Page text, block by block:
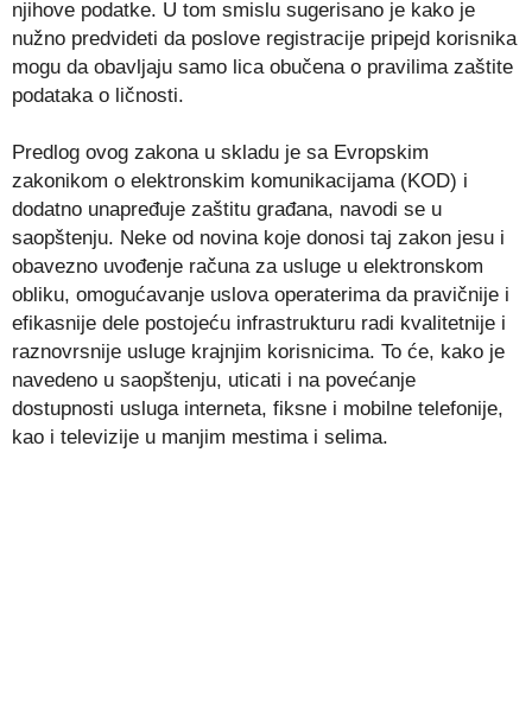
njihove podatke. U tom smislu sugerisano je kako je
nužno predvideti da poslove registracije pripejd korisnika
mogu da obavljaju samo lica obučena o pravilima zaštite
podataka o ličnosti.
Predlog ovog zakona u skladu je sa Evropskim
zakonikom o elektronskim komunikacijama (KOD) i
dodatno unapređuje zaštitu građana, navodi se u
saopštenju. Neke od novina koje donosi taj zakon jesu i
obavezno uvođenje računa za usluge u elektronskom
obliku, omogućavanje uslova operaterima da pravičnije i
efikasnije dele postojeću infrastrukturu radi kvalitetnije i
raznovrsnije usluge krajnjim korisnicima. To će, kako je
navedeno u saopštenju, uticati i na povećanje
dostupnosti usluga interneta, fiksne i mobilne telefonije,
kao i televizije u manjim mestima i selima.